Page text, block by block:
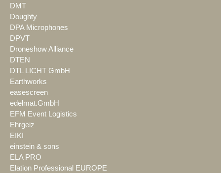
DMT
Doughty
DPA Microphones
DPVT
Droneshow Alliance
DTEN
DTL LICHT GmbH
Earthworks
easescreen
edelmat.GmbH
EFM Event Logistics
Ehrgeiz
EIKI
einstein & sons
ELA PRO
Elation Professional EUROPE